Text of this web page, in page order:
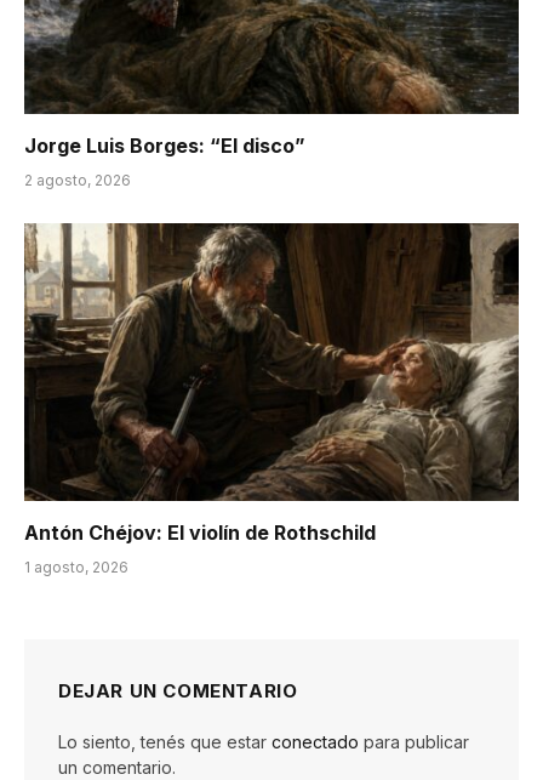
Jorge Luis Borges: “El disco”
2 agosto, 2026
Antón Chéjov: El violín de Rothschild
1 agosto, 2026
DEJAR UN COMENTARIO
Lo siento, tenés que estar conectado para publicar
un comentario.